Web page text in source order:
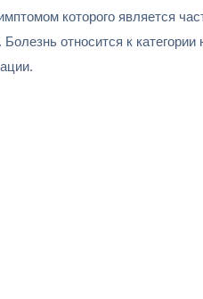
которого является
относится к